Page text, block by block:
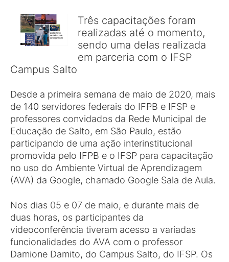
Três capacitações foram
realizadas até o momento,
sendo uma delas realizada
em parceria com o IFSP
Campus Salto
Desde a primeira semana de maio de 2020, mais
de 140 servidores federais do IFPB e IFSP e
professores convidados da Rede Municipal de
Educação de Salto, em São Paulo, estão
participando de uma ação interinstitucional
promovida pelo IFPB e o IFSP para capacitação
no uso do Ambiente Virtual de Aprendizagem
(AVA) da Google, chamado Google Sala de Aula.
Nos dias 05 e 07 de maio, e durante mais de
duas horas, os participantes da
videoconferência tiveram acesso a variadas
funcionalidades do AVA com o professor
Damione Damito, do Campus Salto, do IFSP. Os